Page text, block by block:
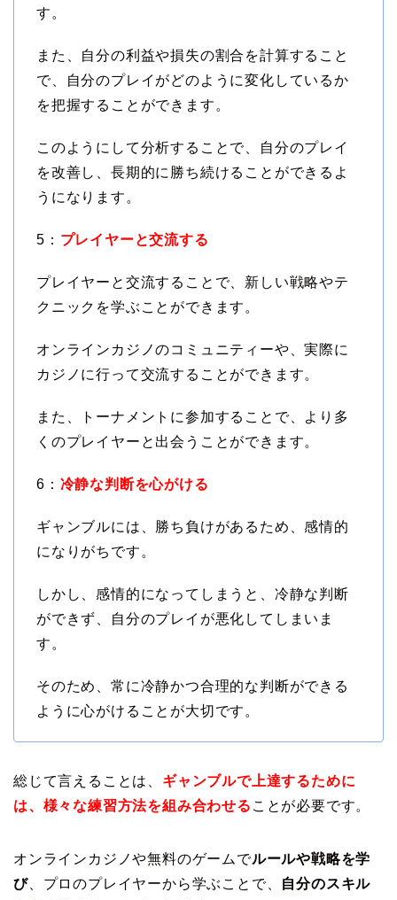
す。
また、自分の利益や損失の割合を計算すること
で、自分のプレイがどのように変化しているか
を把握することができます。
このようにして分析することで、自分のプレイ
を改善し、長期的に勝ち続けることができるよ
うになります。
5： プレイヤーと交流する
プレイヤーと交流することで、新しい戦略やテ
クニックを学ぶことができます。
オンラインカジノのコミュニティーや、実際に
カジノに行って交流することができます。
また、トーナメントに参加することで、より多
くのプレイヤーと出会うことができます。
6： 冷静な判断を心がける
ギャンブルには、勝ち負けがあるため、感情的
になりがちです。
しかし、感情的になってしまうと、冷静な判断
ができず、自分のプレイが悪化してしまいま
す。
そのため、常に冷静かつ合理的な判断ができる
ように心がけることが大切です。
総じて言えることは、 ギャンブルで上達するために
は、様々な練習方法を組み合わせる ことが必要です。
オンラインカジノや無料のゲームでルールや戦略を学
び、プロのプレイヤーから学ぶことで、 自分のスキル